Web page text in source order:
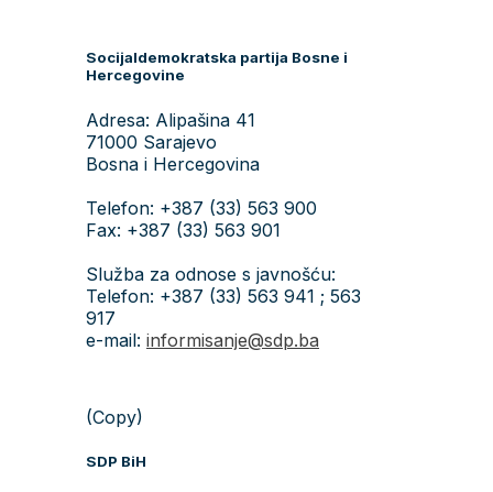
Socijaldemokratska partija Bosne i
Hercegovine
Adresa: Alipašina 41
71000 Sarajevo
Bosna i Hercegovina
Telefon: +387 (33) 563 900
Fax: +387 (33) 563 901
Služba za odnose s javnošću:
Telefon: +387 (33) 563 941 ; 563
917
e-mail: informisanje@sdp.ba
(Copy)
SDP BiH